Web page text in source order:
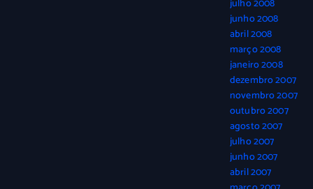
julho 2008
junho 2008
abril 2008
março 2008
janeiro 2008
dezembro 2007
novembro 2007
outubro 2007
agosto 2007
julho 2007
junho 2007
abril 2007